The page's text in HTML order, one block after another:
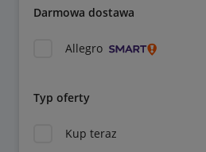
Darmowa dostawa
Allegro
Typ oferty
Kup teraz